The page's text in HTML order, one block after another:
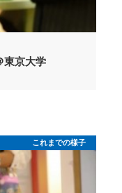
東京大学
これまでの様子